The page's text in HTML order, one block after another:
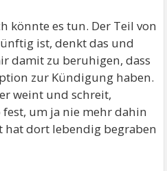
könnte es tun. Der Teil von
ist, denkt das und
damit zu beruhigen, dass
zur Kündigung haben.
weint und schreit,
um ja nie mehr dahin
hat dort lebendig begraben